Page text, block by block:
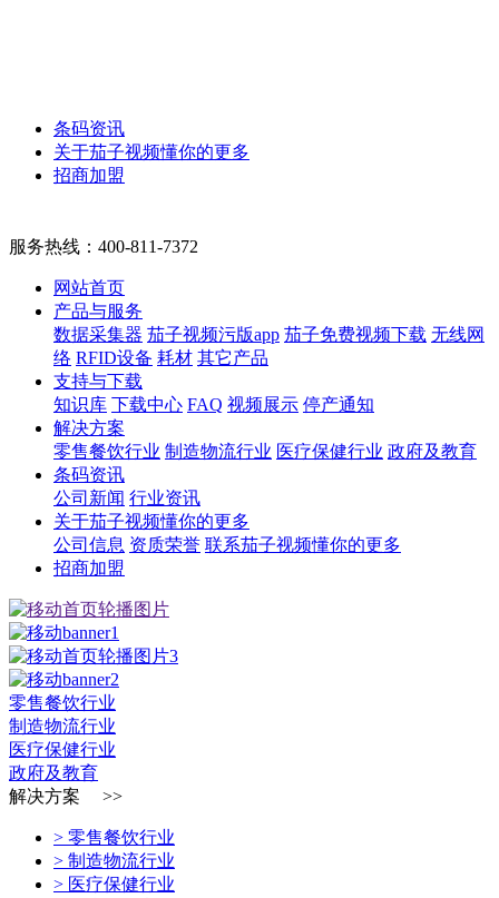
条码资讯
关于茄子视频懂你的更多
招商加盟
服务热线： 400-811-7372
网站首页
产品与服务
数据采集器 茄子视频污版app 茄子免费视频下载 无线网
络 RFID设备 耗材 其它产品
支持与下载
知识库 下载中心 FAQ 视频展示 停产通知
解决方案
零售餐饮行业 制造物流行业 医疗保健行业 政府及教育
条码资讯
公司新闻 行业资讯
关于茄子视频懂你的更多
公司信息 资质荣誉 联系茄子视频懂你的更多
招商加盟
零售餐饮行业
制造物流行业
医疗保健行业
政府及教育
解决方案 >>
> 零售餐饮行业
> 制造物流行业
> 医疗保健行业